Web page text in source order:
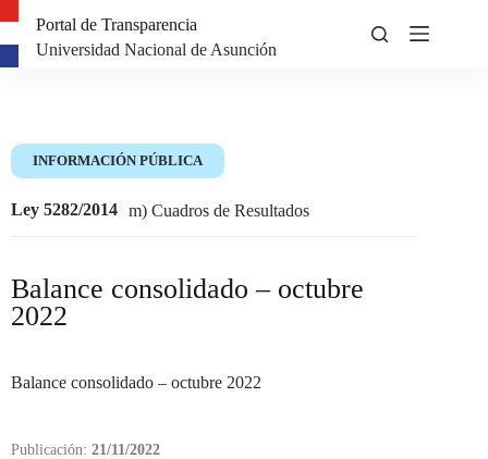
Portal de Transparencia
Universidad Nacional de Asunción
INFORMACIÓN PÚBLICA
Ley 5282/2014 m) Cuadros de Resultados
Balance consolidado – octubre
2022
Balance consolidado – octubre 2022
Publicación: 21/11/2022